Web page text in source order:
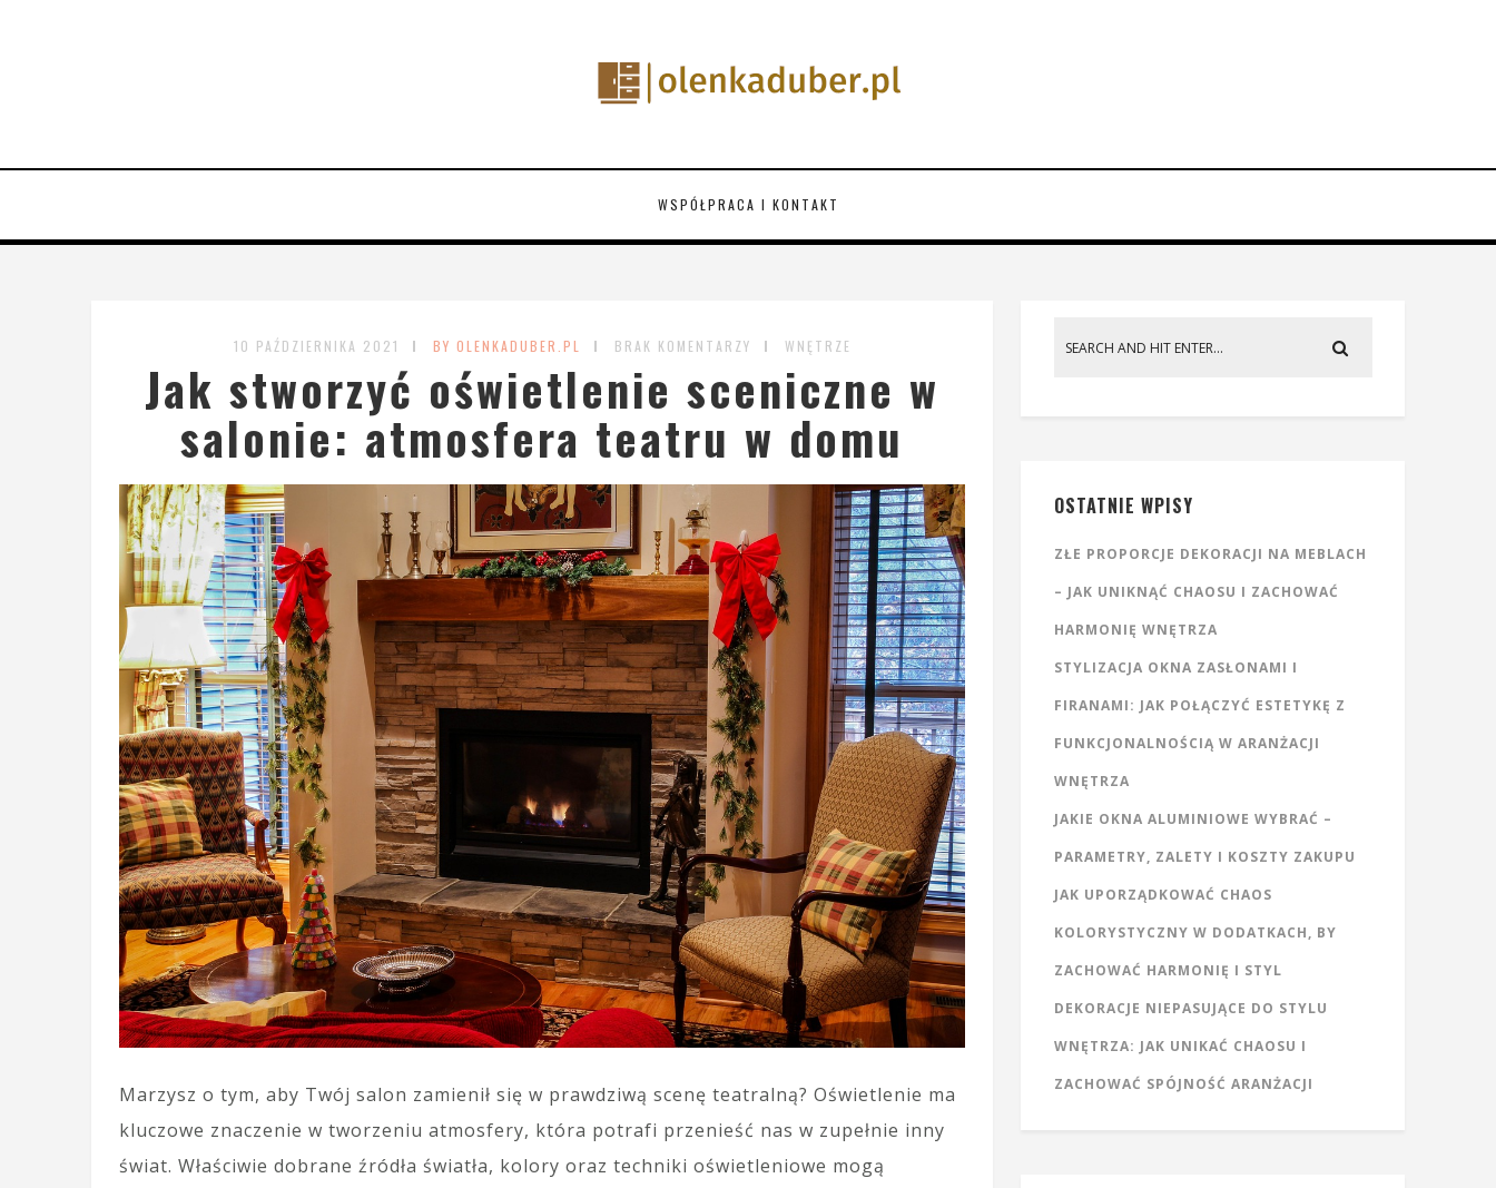
WSPÓŁPRACA I KONTAKT
10 PAŹDZIERNIKA 2021 BY OLENKADUBER.PL BRAK KOMENTARZY WNĘTRZE
Jak stworzyć oświetlenie sceniczne w
salonie: atmosfera teatru w domu
Marzysz o tym, aby Twój salon zamienił się w prawdziwą scenę teatralną? Oświetlenie ma
kluczowe znaczenie w tworzeniu atmosfery, która potrafi przenieść nas w zupełnie inny
świat. Właściwie dobrane źródła światła, kolory oraz techniki oświetleniowe mogą
OSTATNIE WPISY
ZŁE PROPORCJE DEKORACJI NA MEBLACH
– JAK UNIKNĄĆ CHAOSU I ZACHOWAĆ
HARMONIĘ WNĘTRZA
STYLIZACJA OKNA ZASŁONAMI I
FIRANAMI: JAK POŁĄCZYĆ ESTETYKĘ Z
FUNKCJONALNOŚCIĄ W ARANŻACJI
WNĘTRZA
JAKIE OKNA ALUMINIOWE WYBRAĆ –
PARAMETRY, ZALETY I KOSZTY ZAKUPU
JAK UPORZĄDKOWAĆ CHAOS
KOLORYSTYCZNY W DODATKACH, BY
ZACHOWAĆ HARMONIĘ I STYL
DEKORACJE NIEPASUJĄCE DO STYLU
WNĘTRZA: JAK UNIKAĆ CHAOSU I
ZACHOWAĆ SPÓJNOŚĆ ARANŻACJI